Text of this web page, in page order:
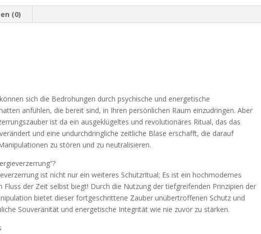
(0)
sich die Bedrohungen durch psychische und energetische
anfühlen, die bereit sind, in Ihren persönlichen Raum einzudringen. Aber
ist da ein ausgeklügeltes und revolutionäres Ritual, das das
und eine undurchdringliche zeitliche Blase erschafft, die darauf
zu stören und zu neutralisieren.
ist nicht nur ein weiteres Schutzritual; Es ist ein hochmodernes
Fluss der Zeit selbst biegt! Durch die Nutzung der tiefgreifenden Prinzipien der
bietet dieser fortgeschrittene Zauber unübertroffenen Schutz und
Souveränität und energetische Integrität wie nie zuvor zu stärken.